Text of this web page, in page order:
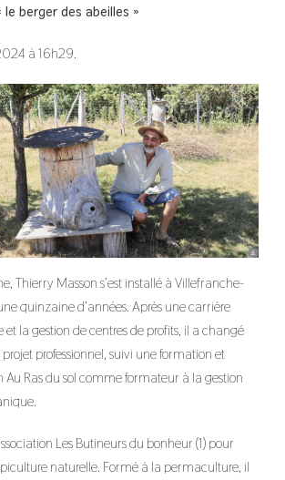
le berger des abeilles »
à 16h29.
Thierry Masson s’est installé à Villefranche-
quinzaine d’années. Après une carrière
la gestion de centres de profits, il a changé
professionnel, suivi une formation et
Au Ras du sol comme formateur à la gestion
Les Butineurs du bonheur (1) pour
naturelle. Formé à la permaculture, il